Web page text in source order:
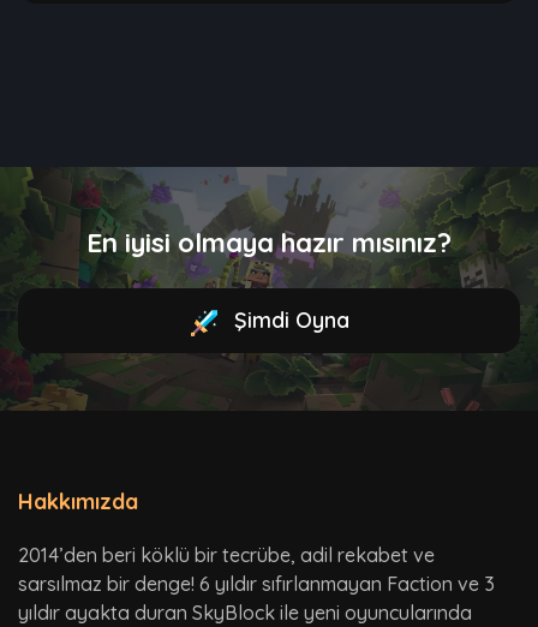
En iyisi olmaya hazır mısınız?
Şimdi Oyna
Hakkımızda
2014’den beri köklü bir tecrübe, adil rekabet ve
sarsılmaz bir denge! 6 yıldır sıfırlanmayan Faction ve 3
yıldır ayakta duran SkyBlock ile yeni oyuncularında